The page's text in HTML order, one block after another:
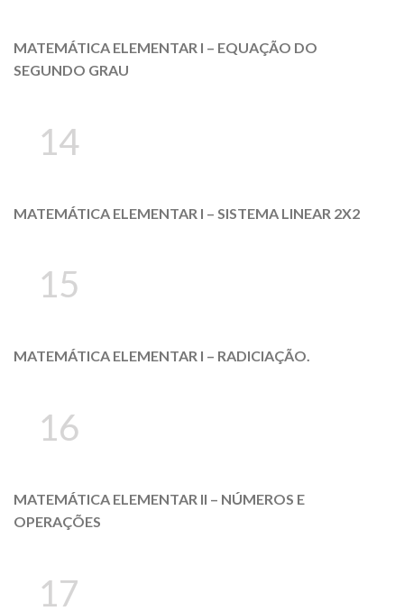
MATEMÁTICA ELEMENTAR I – EQUAÇÃO DO
SEGUNDO GRAU
14
MATEMÁTICA ELEMENTAR I – SISTEMA LINEAR 2X2
15
MATEMÁTICA ELEMENTAR I – RADICIAÇÃO.
16
MATEMÁTICA ELEMENTAR II – NÚMEROS E
OPERAÇÕES
17